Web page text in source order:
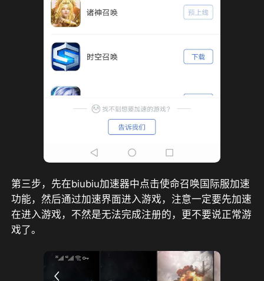
第三步，先在biubiu加速器中点击使命召唤国际服加速
功能，然后通过加速界面进入游戏，注意一定要先加速
在进入游戏，不然是无法完成注册的，更不要说正常游
戏了。